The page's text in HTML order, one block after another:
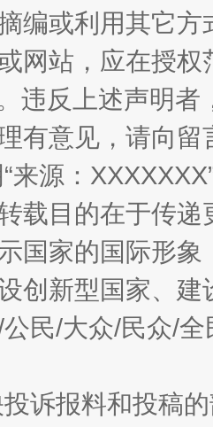
塑工作
身衣” 如何以
编或利用其它
网站，应在授
违反上述声明
有意见，请向
来源：
载目的在于传
国家的国际形
创新型国家、
民/大众/民众/
诉报料和投稿